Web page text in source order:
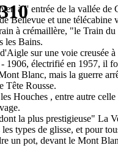
à l' entrée de la vallée de
Bellevue et une télécabine
à crémaillère, "le Train
les Bains.
sur une voie creusée
1906, électrifié en 1957, il
Blanc, mais la guerre
Tête Rousse.
Houches , entre autre
la plus prestigieuse" La
types de glisse, et pour
un pot, devant le Mont